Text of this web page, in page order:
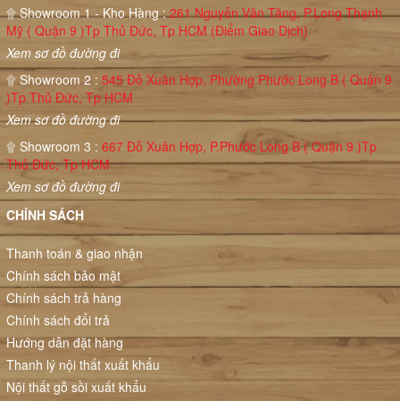
۩ Showroom 1 - Kho Hàng :261 Nguyễn Văn Tăng, P.Long Thạnh
Mỹ ( Quận 9 )Tp Thủ Đức, Tp HCM (Điểm Giao Dịch)
Xem sơ đồ đường đi
۩ Showroom 2 : 545 Đỗ Xuân Hợp, Phường Phước Long B ( Quận 9
)Tp Thủ Đức, Tp HCM
Xem sơ đồ đường đi
۩ Showroom 3 : 667 Đỗ Xuân Hợp, P.Phước Long B ( Quận 9 )Tp
Thủ Đức, Tp HCM
Xem sơ đồ đường đi
CHÍNH SÁCH
Thanh toán & giao nhận
Chính sách bảo mật
Chính sách trả hàng
Chính sách đổi trả
Hướng dẫn đặt hàng
Thanh lý nội thất xuất khẩu
Nội thất gỗ sồi xuất khẩu